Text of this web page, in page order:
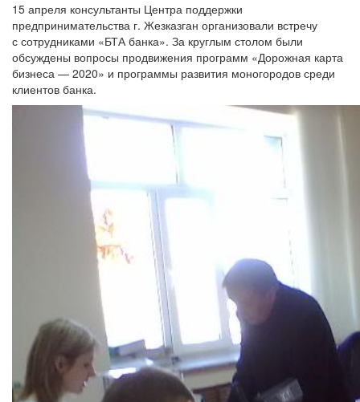
15 апреля консультанты Центра поддержки
предпринимательства г. Жезказган организовали встречу
с сотрудниками «БТА банка». За круглым столом были
обсуждены вопросы продвижения программ «Дорожная карта
бизнеса — 2020» и программы развития моногородов среди
клиентов банка.